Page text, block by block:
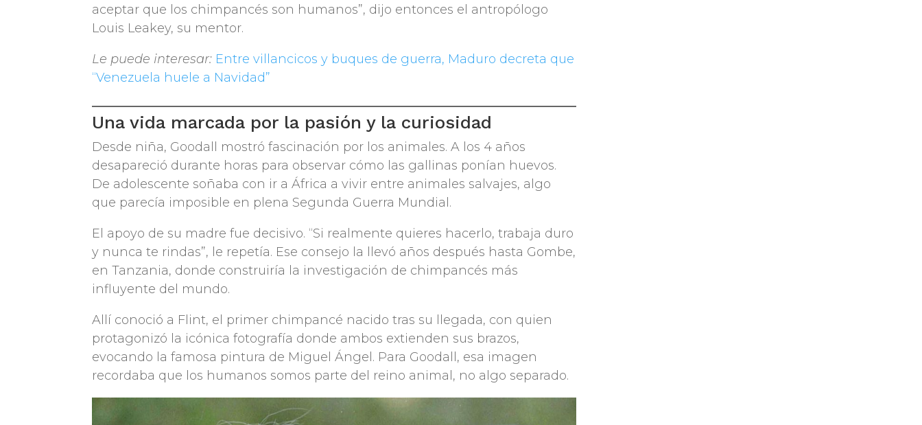
aceptar que los chimpancés son humanos”, dijo entonces el antropólogo
Louis Leakey, su mentor.
Le puede interesar: Entre villancicos y buques de guerra, Maduro decreta que
“Venezuela huele a Navidad”
Una vida marcada por la pasión y la curiosidad
Desde niña, Goodall mostró fascinación por los animales. A los 4 años
desapareció durante horas para observar cómo las gallinas ponían huevos.
De adolescente soñaba con ir a África a vivir entre animales salvajes, algo
que parecía imposible en plena Segunda Guerra Mundial.
El apoyo de su madre fue decisivo. “Si realmente quieres hacerlo, trabaja duro
y nunca te rindas”, le repetía. Ese consejo la llevó años después hasta Gombe,
en Tanzania, donde construiría la investigación de chimpancés más
influyente del mundo.
Allí conoció a Flint, el primer chimpancé nacido tras su llegada, con quien
protagonizó la icónica fotografía donde ambos extienden sus brazos,
evocando la famosa pintura de Miguel Ángel. Para Goodall, esa imagen
recordaba que los humanos somos parte del reino animal, no algo separado.